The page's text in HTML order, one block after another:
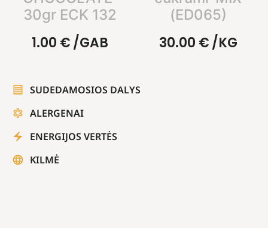
30gr ECK 132
1.00 €/GAB
(ED065)
30.00 €/KG
SUDEDAMOSIOS DALYS
ALERGENAI
ENERGIJOS VERTĖS
KILMĖ